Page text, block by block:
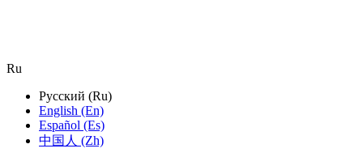
Ru
Русский (Ru)
English (En)
Español (Es)
中国人 (Zh)